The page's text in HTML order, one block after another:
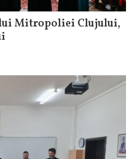
Mitropoliei Clujului,